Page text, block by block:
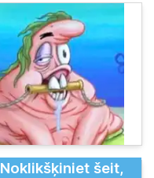
Noklikšķiniet šeit,